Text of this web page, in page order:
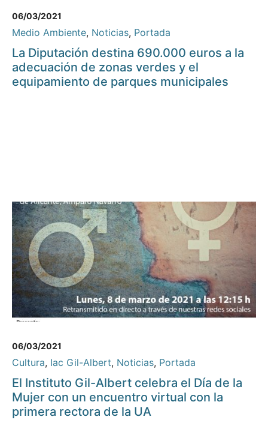
06/03/2021
Medio Ambiente, Noticias, Portada
La Diputación destina 690.000 euros a la
adecuación de zonas verdes y el
equipamiento de parques municipales
06/03/2021
Cultura, Iac Gil-Albert, Noticias, Portada
El Instituto Gil-Albert celebra el Día de la
Mujer con un encuentro virtual con la
primera rectora de la UA